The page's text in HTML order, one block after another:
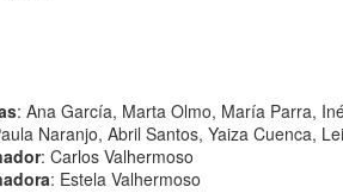
: Ana García, Marta Olmo, María Parra,
Naranjo, Abril Santos, Yaiza Cuenca,
: Carlos Valhermoso
: Estela Valhermoso